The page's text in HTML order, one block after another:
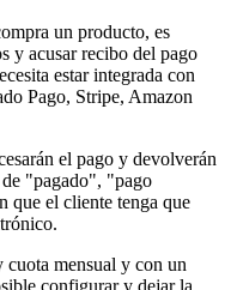
un producto, es
y acusar recibo del pago
estar integrada con
Pago, Stripe, Amazon
el pago y devolverán
"pagado", "pago
que el cliente tenga que
cuota mensual y con un
configurar y dejar la